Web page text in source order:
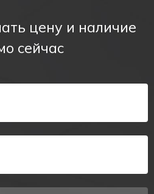
цену и наличие
сейчас